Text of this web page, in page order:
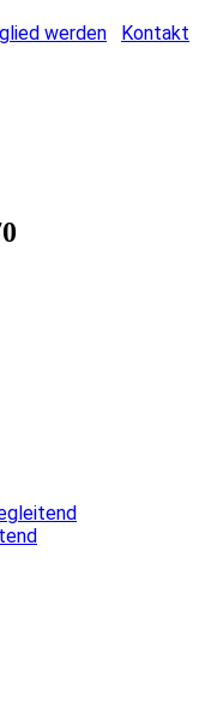
werden Kontakt